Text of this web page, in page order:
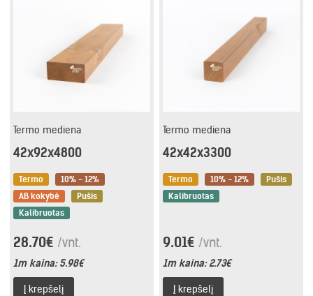
Termo mediena
42x92x4800
Termo
10% - 12%
AB kokybė
Pušis
Kalibruotas
28.70€ /vnt.
1m kaina:5.98€
Į krepšelį
Termo mediena
42x42x3300
Termo 10% - 12%
Pušis
Kalibruotas
9.01€ /vnt.
1m kaina:2.73€
Į krepšelį